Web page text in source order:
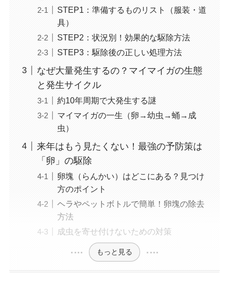
STEP1：準備するものリスト（服装・道
具）
STEP2：状況別！効果的な駆除方法
STEP3：駆除後の正しい処理方法
なぜ大量発生するの？マイマイガの生態
と発生サイクル
約10年周期で大発生する謎
マイマイガの一生（卵→幼虫→蛹→成
虫）
来年はもう見たくない！最強の予防策は
「卵」の駆除
卵塊（らんかい）はどこにある？見つけ
方のポイント
ヘラやペットボトルで簡単！卵塊の除去
方法
成虫を寄せ付けないための対策
もっと見る